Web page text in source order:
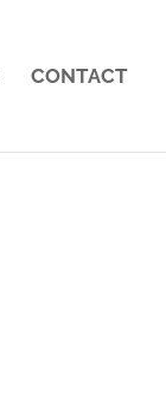
CONTACT